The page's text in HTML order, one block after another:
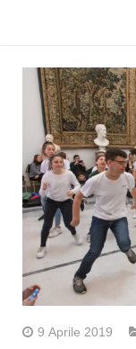
Home
Programma
Eventi Live
Network
Competizioni
Stampa
9 Aprile 2019